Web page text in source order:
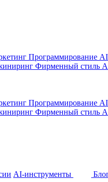
Программирование
Фирменный стиль
Программирование
Фирменный стиль
AI-инструменты